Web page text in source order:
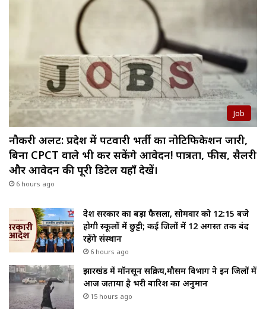
Job
नौकरी अलर्ट: प्रदेश में पटवारी भर्ती का नोटिफिकेशन जारी,
बिना CPCT वाले भी कर सकेंगे आवेदन! पात्रता, फीस, सैलरी
और आवेदन की पूरी डिटेल यहाँ देखें।
6 hours ago
प्रदेश सरकार का बड़ा फैसला, सोमवार को 12:15 बजे
होगी स्कूलों में छुट्टी; कई जिलों में 12 अगस्त तक बंद
रहेंगे संस्थान
6 hours ago
झारखंड में मॉनसून सक्रिय,मौसम विभाग ने इन जिलों में
आज जताया है भरी बारिश का अनुमान
15 hours ago